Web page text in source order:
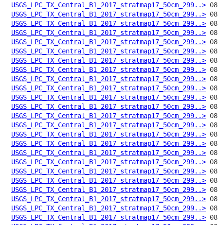
USGS_LPC_TX_Central_B1_2017_stratmap17_50cm_299..>
USGS_LPC_TX_Central_B1_2017_stratmap17_50cm_299..>
USGS_LPC_TX_Central_B1_2017_stratmap17_50cm_299..>
USGS_LPC_TX_Central_B1_2017_stratmap17_50cm_299..>
USGS_LPC_TX_Central_B1_2017_stratmap17_50cm_299..>
USGS_LPC_TX_Central_B1_2017_stratmap17_50cm_299..>
USGS_LPC_TX_Central_B1_2017_stratmap17_50cm_299..>
USGS_LPC_TX_Central_B1_2017_stratmap17_50cm_299..>
USGS_LPC_TX_Central_B1_2017_stratmap17_50cm_299..>
USGS_LPC_TX_Central_B1_2017_stratmap17_50cm_299..>
USGS_LPC_TX_Central_B1_2017_stratmap17_50cm_299..>
USGS_LPC_TX_Central_B1_2017_stratmap17_50cm_299..>
USGS_LPC_TX_Central_B1_2017_stratmap17_50cm_299..>
USGS_LPC_TX_Central_B1_2017_stratmap17_50cm_299..>
USGS_LPC_TX_Central_B1_2017_stratmap17_50cm_299..>
USGS_LPC_TX_Central_B1_2017_stratmap17_50cm_299..>
USGS_LPC_TX_Central_B1_2017_stratmap17_50cm_299..>
USGS_LPC_TX_Central_B1_2017_stratmap17_50cm_299..>
USGS_LPC_TX_Central_B1_2017_stratmap17_50cm_299..>
USGS_LPC_TX_Central_B1_2017_stratmap17_50cm_299..>
USGS_LPC_TX_Central_B1_2017_stratmap17_50cm_299..>
USGS_LPC_TX_Central_B1_2017_stratmap17_50cm_299..>
USGS_LPC_TX_Central_B1_2017_stratmap17_50cm_299..>
USGS_LPC_TX_Central_B1_2017_stratmap17_50cm_299..>